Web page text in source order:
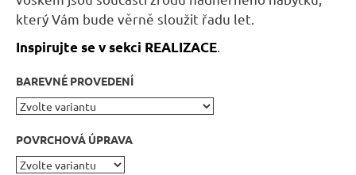
který Vám bude věrně sloužit řadu let.
Inspirujte se v sekci REALIZACE
BAREVNÉ PROVEDENÍ
POVRCHOVÁ ÚPRAVA
o
u
u
j
m
e